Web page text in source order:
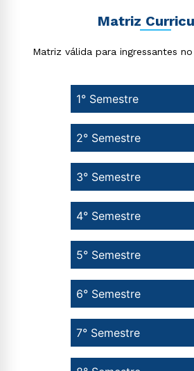
Matriz
Matriz válida para ingressantes
1° Semestre
7° Semestre
6° Semestre
5° Semestre
4° Semestre
3° Semestre
2° Semestre